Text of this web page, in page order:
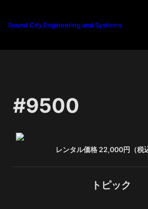
Sound City Engineering and Systems
#9500
レンタル価格 22,000円（税
トピック